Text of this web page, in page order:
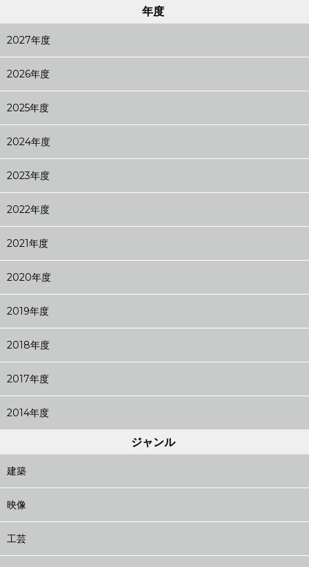
年度
2027年度
2026年度
2025年度
2024年度
2023年度
2022年度
2021年度
2020年度
2019年度
2018年度
2017年度
2014年度
ジャンル
建築
映像
工芸